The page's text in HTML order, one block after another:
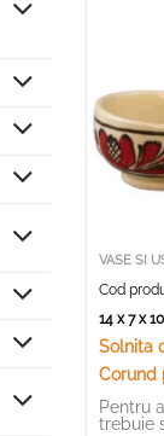
VASE SI
Cod
14 x 7 x
Solnita
Corund
Pentru
trebuie